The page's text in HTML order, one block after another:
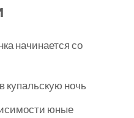
начинается со
купальскую ночь
юные